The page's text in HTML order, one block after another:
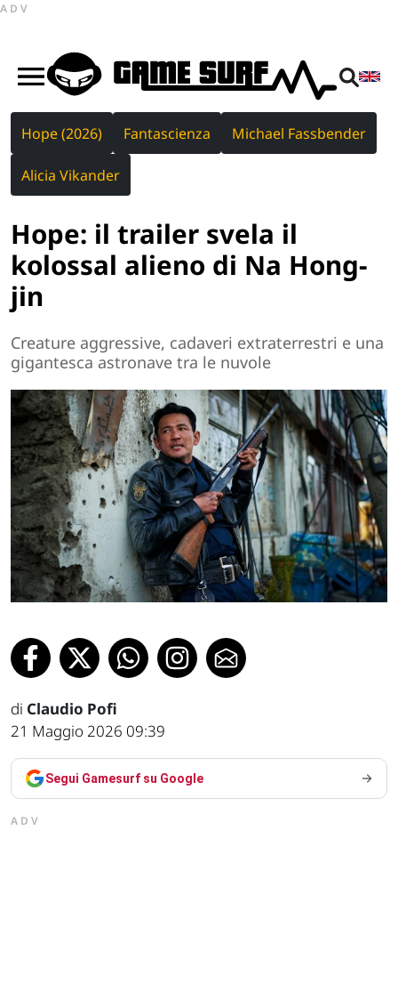
ADV
Hope (2026) Fantascienza Michael Fassbender
Alicia Vikander
Hope: il trailer svela il
kolossal alieno di Na Hong-
jin
Creature aggressive, cadaveri extraterrestri e una
gigantesca astronave tra le nuvole
di Claudio Pofi
21 Maggio 2026 09:39
Segui Gamesurf su Google
ADV